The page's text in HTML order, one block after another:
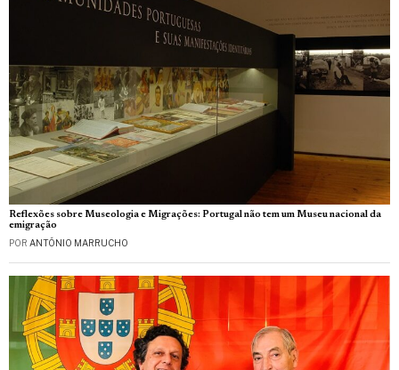
Reflexões sobre Museologia e Migrações: Portugal não tem um Museu nacional da
emigração
POR ANTÓNIO MARRUCHO